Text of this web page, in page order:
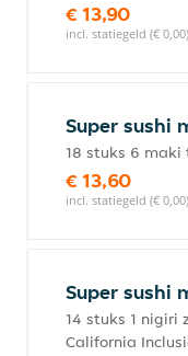
€ 13,90
incl. statiegeld (€ 0,00)
Super sushi
18 stuks 6
€ 13,60
incl. statiegeld (€ 0,00)
Super sushi
14 stuks 1 nigiri
California